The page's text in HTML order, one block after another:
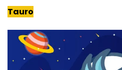
Tauro